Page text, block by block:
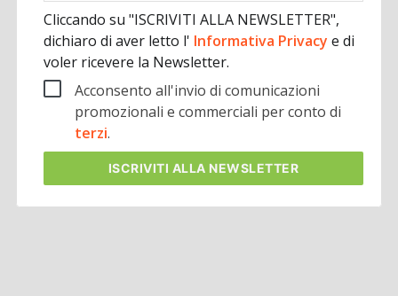
Cliccando su "ISCRIVITI ALLA NEWSLETTER",
dichiaro di aver letto l' Informativa Privacye di
voler ricevere la Newsletter.
Acconsento all'invio di comunicazioni
promozionali e commerciali per conto di
terzi.
ISCRIVITI ALLA NEWSLETTER